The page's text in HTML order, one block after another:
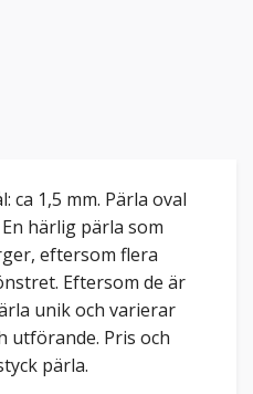
ca 1,5 mm. Pärla oval
härlig pärla som
eftersom flera
Eftersom de är
unik och varierar
utförande. Pris och
pärla.